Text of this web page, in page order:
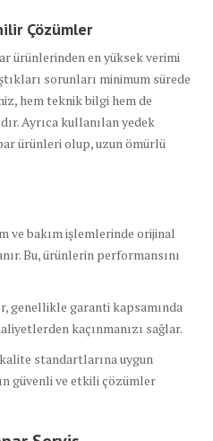
Çözümler
ürünlerinden en yüksek verimi
sorunları minimum sürede
hem teknik bilgi hem de
Ayrıca kullanılan yedek
ürünleri olup, uzun ömürlü
ve bakım işlemlerinde orijinal
Bu, ürünlerin performansını
genellikle garanti kapsamında
kaçınmanızı sağlar.
standartlarına uygun
güvenli ve etkili çözümler